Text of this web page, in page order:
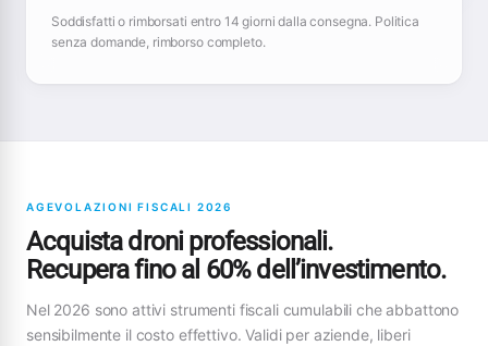
Soddisfatti o rimborsati entro 14 giorni dalla consegna. Politica
senza domande, rimborso completo.
AGEVOLAZIONI FISCALI 2026
Acquista droni professionali.
Recupera fino al 60% dell’investimento.
Nel 2026 sono attivi strumenti fiscali cumulabili che abbattono
sensibilmente il costo effettivo. Validi per aziende, liberi